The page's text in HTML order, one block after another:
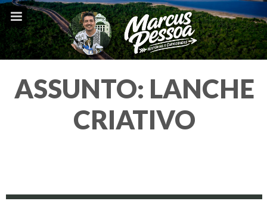
ASSUNTO: LANCHE
CRIATIVO